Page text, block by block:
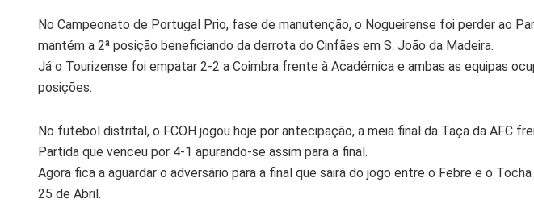
No Campeonato de Portugal Prio, fase de manutenção, o Nogueirense foi perder ao
mantém a 2ª posição beneficiando da derrota do Cinfães em S. João da Madeira.
Já o Tourizense foi empatar 2-2 a Coimbra frente à Académica e ambas as equipas
posições.
No futebol distrital, o FCOH jogou hoje por antecipação, a meia final da Taça da AFC
Partida que venceu por 4-1 apurando-se assim para a final.
Agora fica a aguardar o adversário para a final que sairá do jogo entre o Febre e o
25 de Abril.